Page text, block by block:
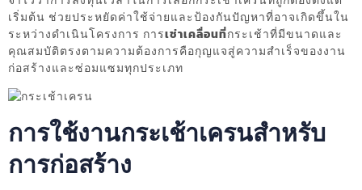
เริ่มต้น ช่วยประหยัดค่าใช้จ่ายและป้องกันปัญหาที่อาจเกิดขึ้นใน
ระหว่างดำเนินโครงการ การเช่าเคลื่อนที่กระเช้าที่มีขนาดและ
คุณสมบัติตรงตามความต้องการคือกุญแจสู่ความสำเร็จของงาน
ก่อสร้างและซ่อมแซมทุกประเภท
การใช้งานกระเช้าเครนสำหรับ
การก่อสร้าง